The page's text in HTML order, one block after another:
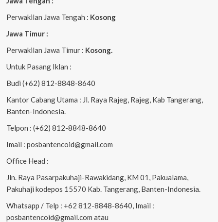
Perwakilan Jawa Tengah : Kosong
Jawa Timur :
Perwakilan Jawa Timur : Kosong.
Untuk Pasang Iklan :
Budi (+62) 812-8848-8640
Kantor Cabang Utama : Jl. Raya Rajeg, Rajeg, Kab Tangerang,
Banten-Indonesia.
Telpon : (+62) 812-8848-8640
Imail : posbantencoid@gmail.com
Office Head :
Jln. Raya Pasarpakuhaji-Rawakidang, KM 01, Pakualama,
Pakuhaji kodepos 15570 Kab. Tangerang, Banten-Indonesia.
Whatsapp / Telp : +62 812-8848-8640, Imail :
posbantencoid@gmail.com atau